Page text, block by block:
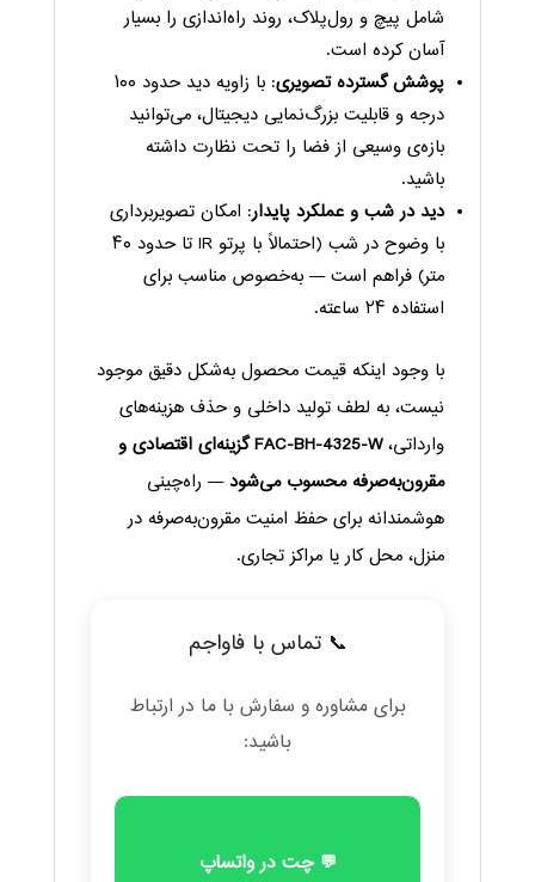
شامل پیچ و رول‌پلاک، روند راه‌اندازی را بسیار
آسان کرده است.
پوشش گسترده تصویری
: با زاویه دید حدود ۱۰۰
درجه و قابلیت بزرگ‌نمایی دیجیتال، می‌توانید
بازه‌ی وسیعی از فضا را تحت نظارت داشته
باشید.
دید در شب و عملکرد پایدار: امکان تصویربرداری
با وضوح در شب (احتمالاً با پرتو IR تا حدود ۴۰
متر) فراهم است — به‌خصوص مناسب‌ برای
استفاده ۲۴ ساعته.
با وجود اینکه قیمت محصول به‌شکل دقیق موجود
نیست، به لطف تولید داخلی و حذف هزینه‌های
وارداتی،
FAC-BH-4325-W گزینه‌ای اقتصادی و
مقرون‌به‌صرفه محسوب می‌شود— راه‌چینی
هوشمندانه برای حفظ امنیت مقرون‌به‌صرفه در
منزل، محل کار یا مراکز تجاری.
📞 تماس با فاواجم
برای مشاوره و سفارش با ما در ارتباط
باشید:
💬 چت در واتساپ